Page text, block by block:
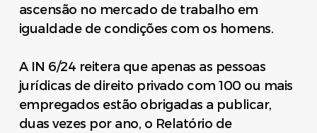
ascensão no mercado de trabalho em
igualdade de condições com os homens.
A IN 6/24 reitera que apenas as pessoas
jurídicas de direito privado com 100 ou mais
empregados estão obrigadas a publicar,
duas vezes por ano, o Relatório de